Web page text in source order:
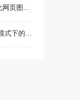
示效果
下载功能